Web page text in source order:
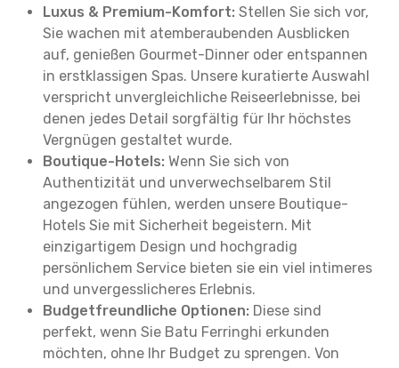
Luxus & Premium-Komfort: Stellen Sie sich vor,
Sie wachen mit atemberaubenden Ausblicken
auf, genießen Gourmet-Dinner oder entspannen
in erstklassigen Spas. Unsere kuratierte Auswahl
verspricht unvergleichliche Reiseerlebnisse, bei
denen jedes Detail sorgfältig für Ihr höchstes
Vergnügen gestaltet wurde.
Boutique-Hotels: Wenn Sie sich von
Authentizität und unverwechselbarem Stil
angezogen fühlen, werden unsere Boutique-
Hotels Sie mit Sicherheit begeistern. Mit
einzigartigem Design und hochgradig
persönlichem Service bieten sie ein viel intimeres
und unvergesslicheres Erlebnis.
Budgetfreundliche Optionen: Diese sind
perfekt, wenn Sie Batu Ferringhi erkunden
möchten, ohne Ihr Budget zu sprengen. Von